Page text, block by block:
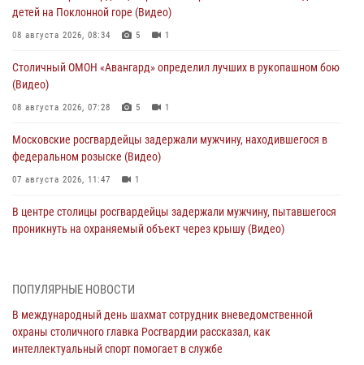
детей на Поклонной горе (Видео)
08 августа 2026, 08:34 5 1
Столичный ОМОН «Авангард» определил лучших в рукопашном бою
(Видео)
08 августа 2026, 07:28 5 1
Московские росгвардейцы задержали мужчину, находившегося в
федеральном розыске (Видео)
07 августа 2026, 11:47 1
В центре столицы росгвардейцы задержали мужчину, пытавшегося
проникнуть на охраняемый объект через крышу (Видео)
Столичное управление вневедомственной охраны Росгвардии
совещании в Нижнем Новгороде (видео)
06 августа 2026, 14:59
ПОПУЛЯРНЫЕ НОВОСТИ
В международный день шахмат сотрудник вневедомственной
охраны столичного главка Росгвардии рассказал, как
интеллектуальный спорт помогает в службе